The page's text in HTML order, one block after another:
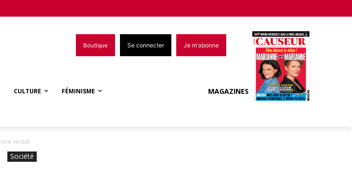
Boutique Se connecter Je m'abonne
CULTURE FÉMINISME MAGAZINES
versa)
Société